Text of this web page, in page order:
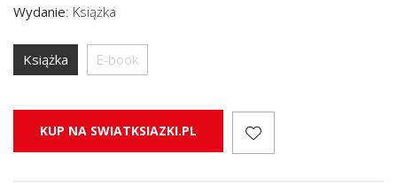
Wydanie: Książka
Książka E-book
KUP NA SWIATKSIAZKI.PL